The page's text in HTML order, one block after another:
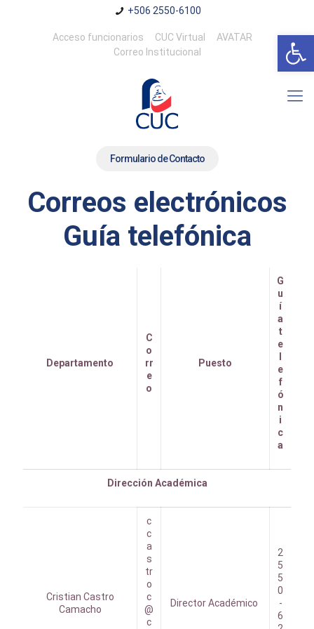
Abrir
+506 2550-6100
Acceso funcionarios CUC Virtual
AVATAR
Correo Institucional
Formulario de Contacto
Correos electrónicos
Guía telefónica
Departamento
C
o
rr
e
o
Puesto
G
u
í
a
t
e
e
f
ó
n
i
c
a
Dirección Académica
Cristian Castro
Camacho
c
c
a
s
tr
o
c
@
c
Director Académico
2
5
5
0
-
6